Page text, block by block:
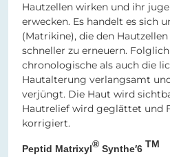
Hautzellen wirken und ihr
erwecken. Es handelt es sich
(Matrikine), die den
schneller zu erneuern.
chronologische als auch die
Hautalterung verlangsamt
verjüngt. Die Haut wird
Hautrelief wird geglättet und
korrigiert.
Peptid Matrixyl® Synthe′6 TM